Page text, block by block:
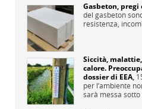
Gasbeton,
del gasbeton
resistenza,
Siccità,
calore.
dossier di EEA,
per l’ambiente
sarà messa sotto